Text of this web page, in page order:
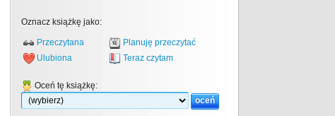
Oznacz książkę jako:
Przeczytana
Planuję przeczytać
Ulubiona
Teraz czytam
Oceń tę książkę: